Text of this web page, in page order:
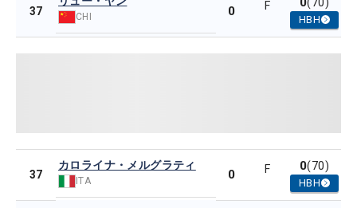
37 CHI 0 F (70)
HBH
37
カロライナ・メルグラティ
ITA 0 F 0(70)
HBH